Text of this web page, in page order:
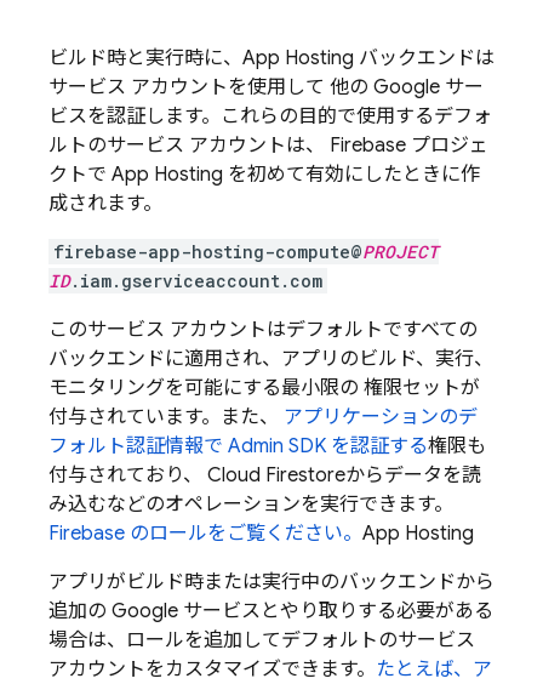
ビルド時と実行時に、 App Hosting バックエンドは
サービス アカウントを使用して 他の Google サー
ビスを認証します。これらの目的で使用するデフォ
ルトのサービス アカウントは、 Firebase プロジェ
クトで App Hosting を初めて有効にしたときに作
成されます。
firebase-app-hosting-compute@PROJECT
ID.iam.gserviceaccount.com
このサービス アカウントはデフォルトですべての
バックエンドに適用され、アプリのビルド、実行、
モニタリングを可能にする最小限の 権限セットが
付与されています。また、 アプリケーションのデ
フォルト認証情報で Admin SDK を認証する権限も
付与されており、 Cloud Firestoreからデータを読
み込むなどのオペレーションを実行できます。
Firebase のロールをご覧ください。 App Hosting
アプリがビルド時または実行中のバックエンドから
追加の Google サービスとやり取りする必要がある
場合は、ロールを追加してデフォルトのサービス
アカウントをカスタマイズできます。 たとえば、ア